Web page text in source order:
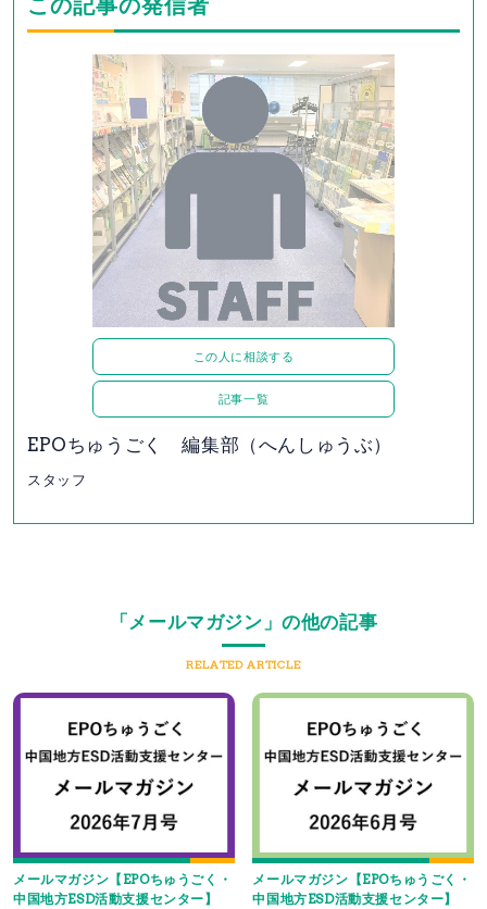
この記事の発信者
この人に相談する
記事一覧
EPOちゅうごく 編集部（へんしゅうぶ）
スタッフ
「メールマガジン」の他の記事
RELATED ARTICLE
メールマガジン【EPOちゅうごく・
中国地方ESD活動支援センター】
メールマガジン【EPOちゅうごく・
中国地方ESD活動支援センター】